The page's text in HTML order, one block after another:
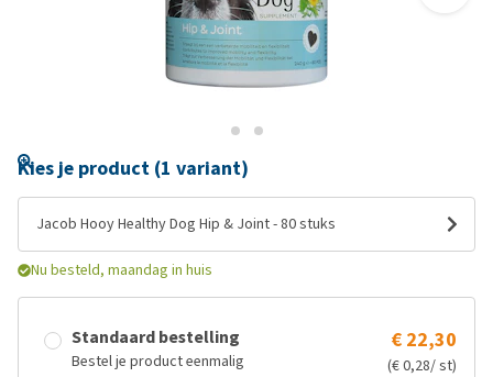
Kies je product (1 variant)
Jacob Hooy Healthy Dog Hip & Joint - 80 stuks
Nu besteld, maandag in huis
Standaard bestelling
Bestel je product eenmalig
€ 22,30
(€ 0,28/ st)